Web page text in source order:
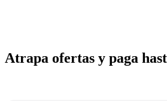
Atrapa ofertas y paga